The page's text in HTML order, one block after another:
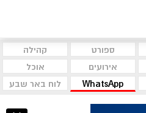
ספורט
קהילה
אירועים
אוכל
WhatsApp לוח באר שבע